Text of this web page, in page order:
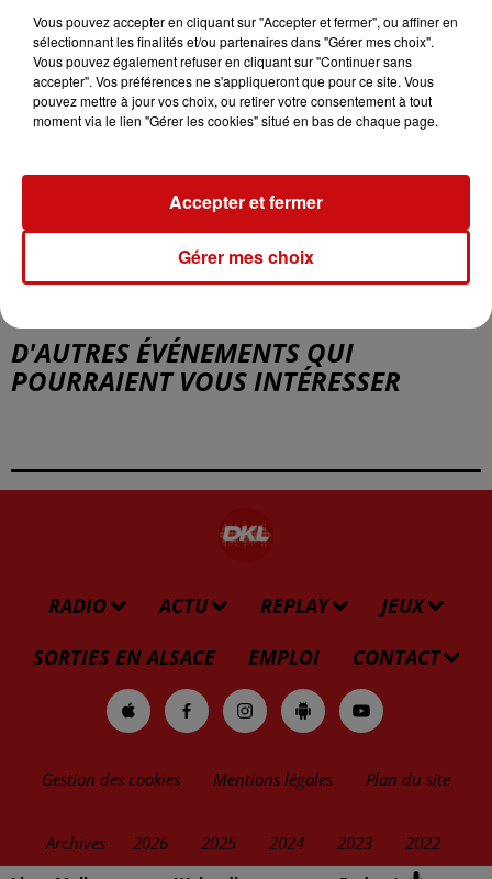
Tarif
20€ adultes / 10€ enfants jusqu'à 12
ans / gratuit pour les moins de 5 ans
Organisateur
Claude Ettlin
0389254609
guillot.bea@wanadoo.fr
D'AUTRES ÉVÉNEMENTS QUI
POURRAIENT VOUS INTÉRESSER
RADIO ACTU REPLAY
JEUX
SORTIES EN ALSACE
EMPLOI CONTACT
Gestion des cookies Mentions légales Plan du site
Archives 2026 2025 2024 2023 2022
Vous pouvez accepter en cliquant sur "Accepter et fermer", ou affiner en
sélectionnant les finalités et/ou partenaires dans "Gérer mes choix".
Vous pouvez également refuser en cliquant sur "Continuer sans
accepter". Vos préférences ne s'appliqueront que pour ce site. Vous
pouvez mettre à jour vos choix, ou retirer votre consentement à tout
moment via le lien "Gérer les cookies" situé en bas de chaque page.
Gérer mes choix
Accepter et fermer